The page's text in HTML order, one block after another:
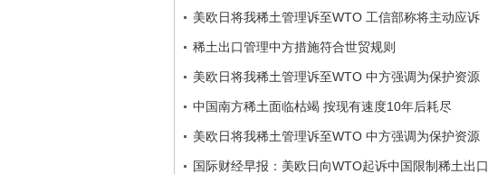
美欧日将我稀土管理诉至WTO 工信部称将主动应诉
稀土出口管理中方措施符合世贸规则
美欧日将我稀土管理诉至WTO 中方强调为保护资源
中国南方稀土面临枯竭 按现有速度10年后耗尽
美欧日将我稀土管理诉至WTO 中方强调为保护资源
国际财经早报：美欧日向WTO起诉中国限制稀土出口